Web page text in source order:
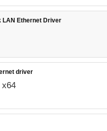
LAN Ethernet Driver
driver
x64